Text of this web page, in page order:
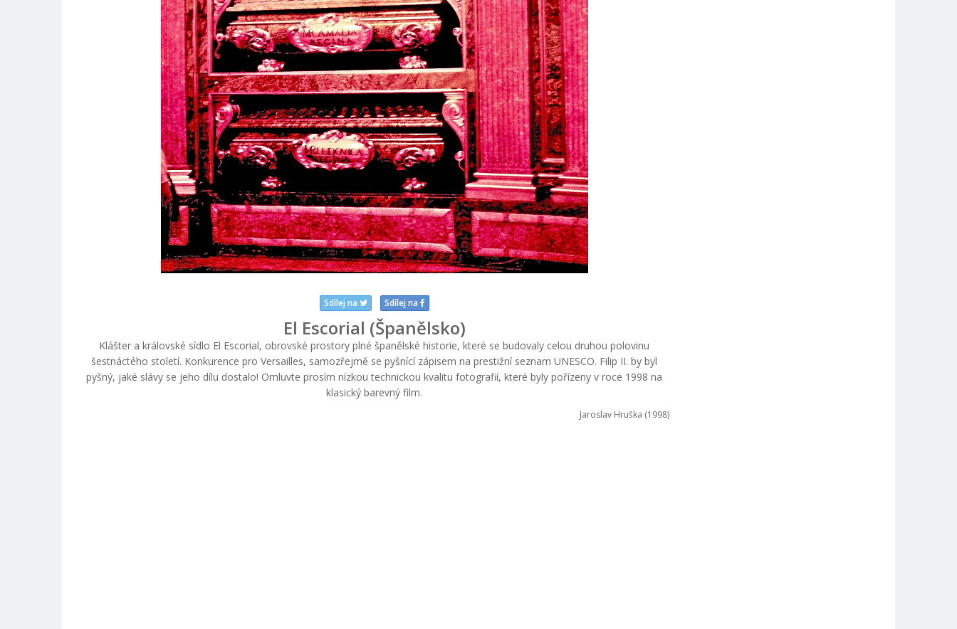
Sdílej na Sdílej na
El Escorial (Španělsko)
Klášter a královské sídlo El Escorial, obrovské prostory plné španělské historie, které se budovaly celou druhou polovinu
šestnáctého století. Konkurence pro Versailles, samozřejmě se pyšnící zápisem na prestižní seznam UNESCO. Filip II. by byl
pyšný, jaké slávy se jeho dílu dostalo! Omluvte prosím nízkou technickou kvalitu fotografií, které byly pořízeny v roce 1998 na
klasický barevný film.
Jaroslav Hruška (1998)